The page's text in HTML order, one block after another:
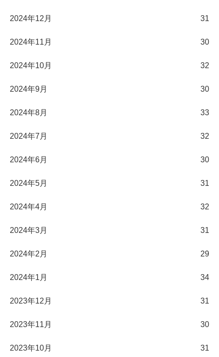
2024年12月 31
2024年11月 30
2024年10月 32
2024年9月 30
2024年8月 33
2024年7月 32
2024年6月 30
2024年5月 31
2024年4月 32
2024年3月 31
2024年2月 29
2024年1月 34
2023年12月 31
2023年11月 30
2023年10月 31